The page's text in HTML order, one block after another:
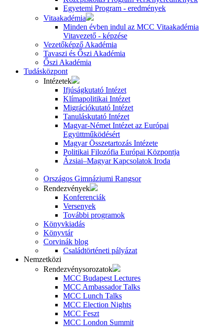
Egyetemi Program - eredmények
Vitaakadémia
Minden évben indul az MCC Vitaakadémia
Vitavezető - képzése
Vezetőképző Akadémia
Tavaszi és Őszi Akadémia
Őszi Akadémia
Tudásközpont
Intézetek
Ifjúságkutató Intézet
Klímapolitikai Intézet
Migrációkutató Intézet
Tanuláskutató Intézet
Magyar-Német Intézet az Európai
Együttműködésért
Magyar Összetartozás Intézete
Politikai Filozófia Európai Központja
Ázsiai–Magyar Kapcsolatok Iroda
Országos Gimnáziumi Rangsor
Rendezvények
Konferenciák
Versenyek
További programok
Könyvkiadás
Könyvtár
Corvinák blog
Családtörténeti pályázat
Nemzetközi
Rendezvénysorozatok
MCC Budapest Lectures
MCC Ambassador Talks
MCC Lunch Talks
MCC Election Nights
MCC Feszt
MCC London Summit